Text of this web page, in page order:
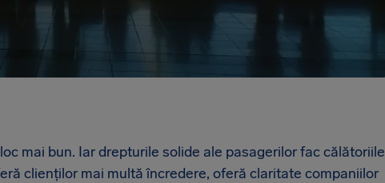
mai bun. Iar drepturile solide ale pasagerilor fac călătoriile
clienților mai multă încredere, oferă claritate companiilor